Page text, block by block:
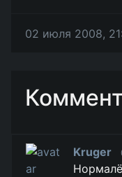
02 июля 2008,
Kruger